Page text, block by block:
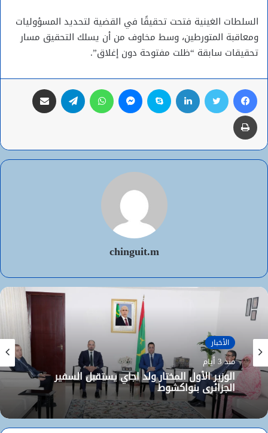
السلطات الغينية فتحت تحقيقًا في القضية لتحديد المسؤوليات
ومعاقبة المتورطين، وسط مخاوف من أن يسلك التحقيق مسار
تحقيقات سابقة “ظلت مفتوحة دون إغلاق”.
فيسبوك تويتر لينكدإن سكايب ماسنجر واتساب تيلقرام
طباعة
chinguit.m
الأخبار
منذ 3 أيام
الوزير الأول المختار ولد اجاي يستقبل السفير
الجزائري بنواكشوط